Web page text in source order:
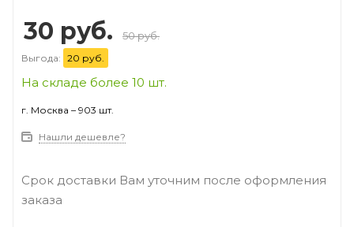
30 руб. 50 руб.
Выгода: 20 руб.
На складе более 10 шт.
г. Москва – 903 шт.
Нашли дешевле?
Срок доставки Вам уточним после оформления
заказа